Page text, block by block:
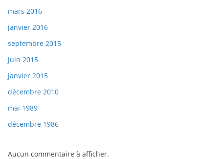
mars 2016
janvier 2016
septembre 2015
juin 2015
janvier 2015
décembre 2010
mai 1989
décembre 1986
Aucun commentaire à afficher.